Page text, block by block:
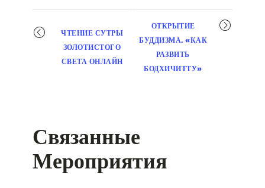
Мероприятие
навигация
ЧТЕНИЕ СУТРЫ
ЗОЛОТИСТОГО
СВЕТА ОНЛАЙН
ОТКРЫТИЕ
БУДДИЗМА. «КАК
РАЗВИТЬ
БОДХИЧИТТУ»
Связанные
Мероприятия